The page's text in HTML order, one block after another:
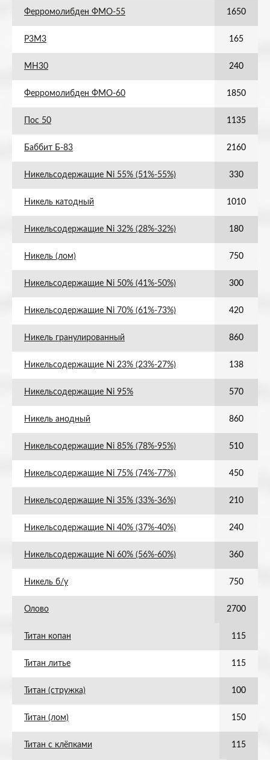
Ферромолибден ФМО-55 1650
Р3М3 165
МН30 240
Ферромолибден ФМО-60 1850
Пос 50 1135
Баббит Б-83 2160
Никельсодержащие Ni 55% (51%-55%) 330
Никель катодный 1010
Никельсодержащие Ni 32% (28%-32%) 180
Никель (лом) 750
Никельсодержащие Ni 50% (41%-50%) 300
Никельсодержащие Ni 70% (61%-73%) 420
Никель гранулированный 860
Никельсодержащие Ni 23% (23%-27%) 138
Никельсодержащие Ni 95% 570
Никель анодный 860
Никельсодержащие Ni 85% (78%-95%) 510
Никельсодержащие Ni 75% (74%-77%) 450
Никельсодержащие Ni 35% (33%-36%) 210
Никельсодержащие Ni 40% (37%-40%) 240
Никельсодержащие Ni 60% (56%-60%) 360
Никель б/у 750
Олово 2700
Титан копан 115
Титан литье 115
Титан (стружка) 100
Титан (лом) 150
Титан с клёпками 115